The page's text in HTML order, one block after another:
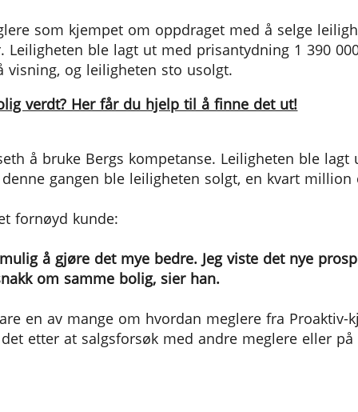
som kjempet om oppdraget med å selge
Leiligheten ble lagt ut med prisantydning 1 390
og leiligheten sto usolgt.
verdt? Her får du hjelp til å finne det ut!
å bruke Bergs kompetanse. Leiligheten ble
gangen ble leiligheten solgt, en kvart
fornøyd kunde:
å gjøre det mye bedre. Jeg viste det nye
om samme bolig, sier han.
en av mange om hvordan meglere fra
etter at salgsforsøk med andre meglere eller